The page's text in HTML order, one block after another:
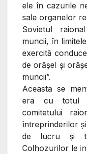
ele în cazurile
sale organelor
Sovietul
muncii, în
exercită
de orăşel şi
muncii”.
Aceasta se
era cu totul
comitetului
întreprinderilor
de lucru şi
Colhozurilor le